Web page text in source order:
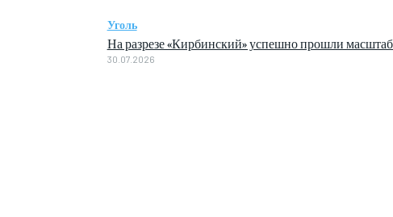
Уголь
На разрезе «Кирбинский» успешно прошли
30.07.2026